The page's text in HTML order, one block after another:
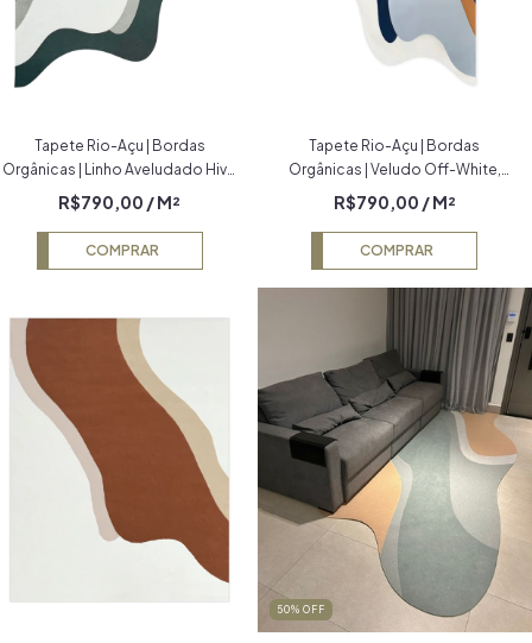
Tapete Rio-Açu | Bordas
Orgânicas | Linho Aveludado Hive
Natural, Verde, Verde Claro, Verde
Escuro e Off-White
R$790,00 / M²
COMPRAR
Tapete Rio-Açu | Bordas
Orgânicas | Veludo Off-White,
Terracota, Azul Marinho e Granito
R$790,00 / M²
COMPRAR
50% OFF